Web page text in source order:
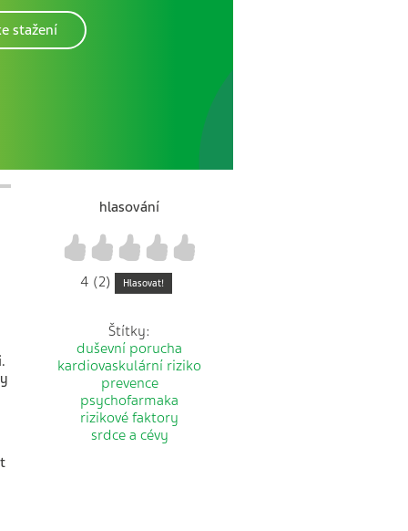
stažení
hlasování
4
3
2
1
4 (2) Hlasovat!
Štítky:
duševní porucha
kardiovaskulární riziko
prevence
psychofarmaka
rizikové faktory
srdce a cévy